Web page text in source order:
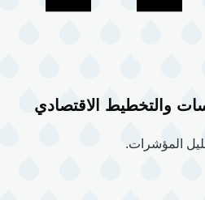
والتخطيط الاقتصادي
المؤشرات.